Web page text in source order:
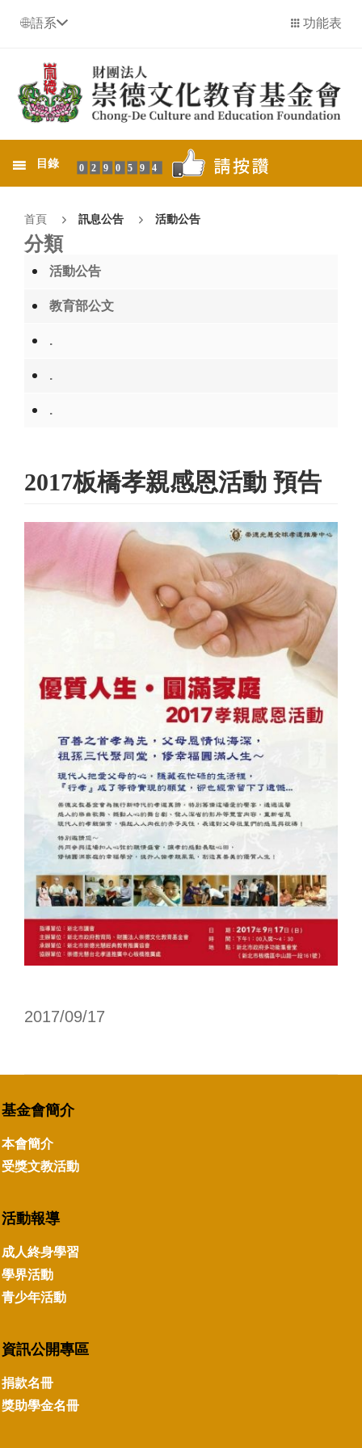
語系 功能表
目錄 0290594
首頁 訊息公告 活動公告
分類
活動公告
教育部公文
.
.
.
2017板橋孝親感恩活動 預告
2017/09/17
基金會簡介
本會簡介
受獎文教活動
活動報導
成人終身學習
學界活動
青少年活動
資訊公開專區
捐款名冊
獎助學金名冊